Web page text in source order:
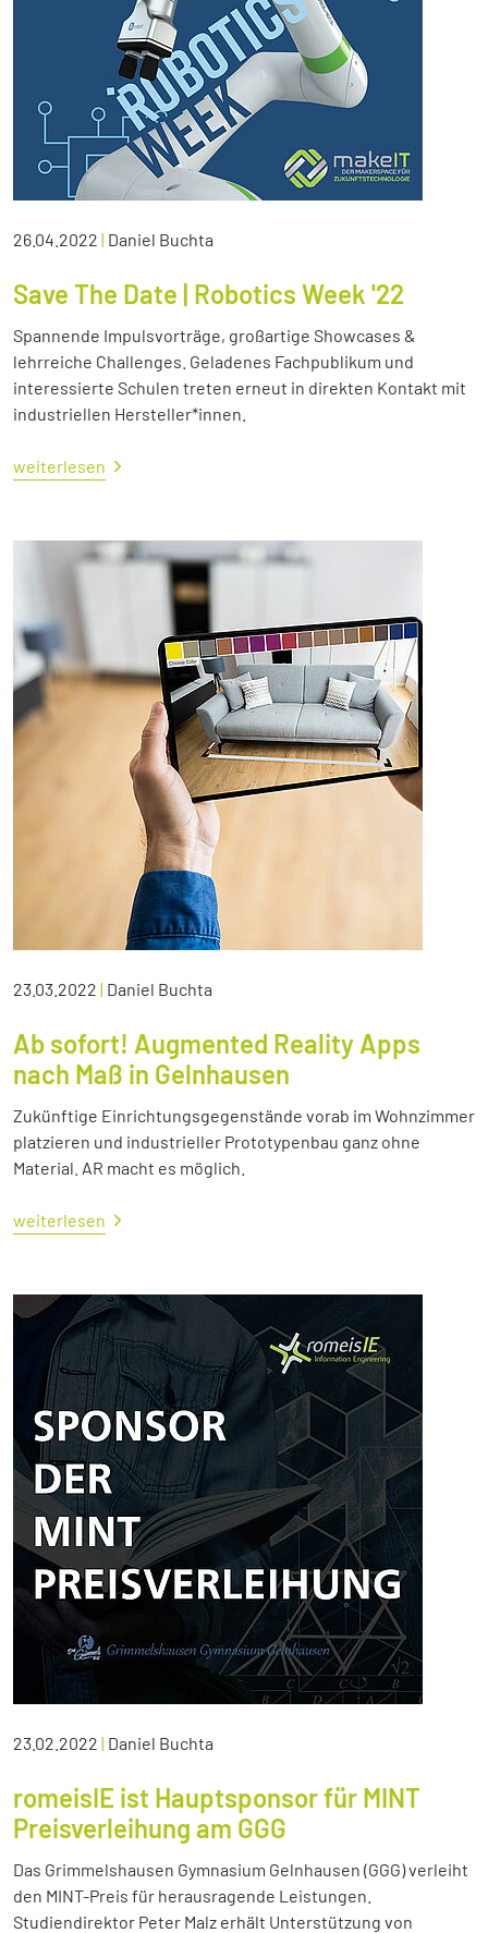
26.04.2022 | Daniel Buchta
Save The Date | Robotics Week '22
Spannende Impulsvorträge, großartige Showcases &
lehrreiche Challenges. Geladenes Fachpublikum und
interessierte Schulen treten erneut in direkten Kontakt mit
industriellen Hersteller*innen.
weiterlesen
23.03.2022 | Daniel Buchta
Ab sofort! Augmented Reality Apps
nach Maß in Gelnhausen
Zukünftige Einrichtungsgegenstände vorab im Wohnzimmer
platzieren und industrieller Prototypenbau ganz ohne
Material. AR macht es möglich.
weiterlesen
23.02.2022 | Daniel Buchta
romeisIE ist Hauptsponsor für MINT
Preisverleihung am GGG
Das Grimmelshausen Gymnasium Gelnhausen (GGG) verleiht
den MINT-Preis für herausragende Leistungen.
Studiendirektor Peter Malz erhält Unterstützung von